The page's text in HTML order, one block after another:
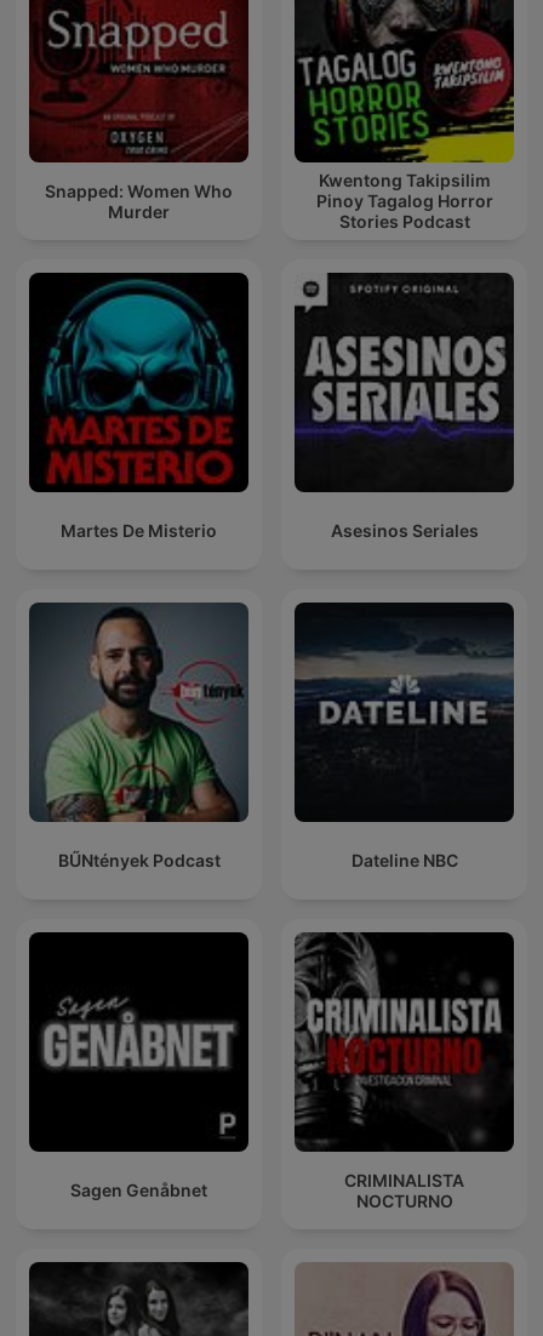
Snapped: Women Who
Murder
Kwentong Takipsilim
Pinoy Tagalog Horror
Stories Podcast
Martes De Misterio Asesinos Seriales
BŰNtények Podcast Dateline NBC
Sagen Genåbnet
CRIMINALISTA
NOCTURNO